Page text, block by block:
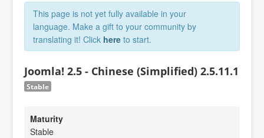
This page is not yet fully available in your
language. Make a gift to your community by
translating it! Click here to start.
Joomla! 2.5 - Chinese (Simplified) 2.5.11.1
Stable
Maturity
Stable